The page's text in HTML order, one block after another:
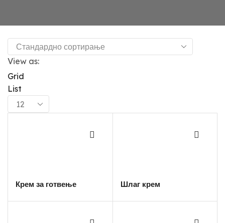
View as:
Grid
List
Products
per
Крем за готвење Шлаг крем